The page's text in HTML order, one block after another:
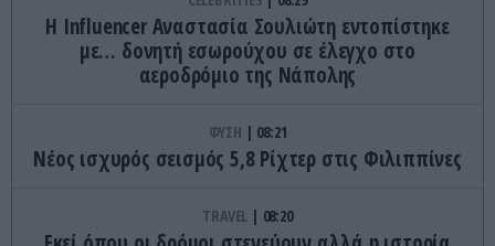
Η Ιnfluencer Αναστασία Σουλιώτη εντοπίστηκε
με… δονητή εσωρούχου σε έλεγχο στο
αεροδρόμιο της Νάπολης
ΦΥΣΗ 08:21
Νέος ισχυρός σεισμός 5,8 Ρίχτερ στις Φιλιππίνες
TRAVEL 08:20